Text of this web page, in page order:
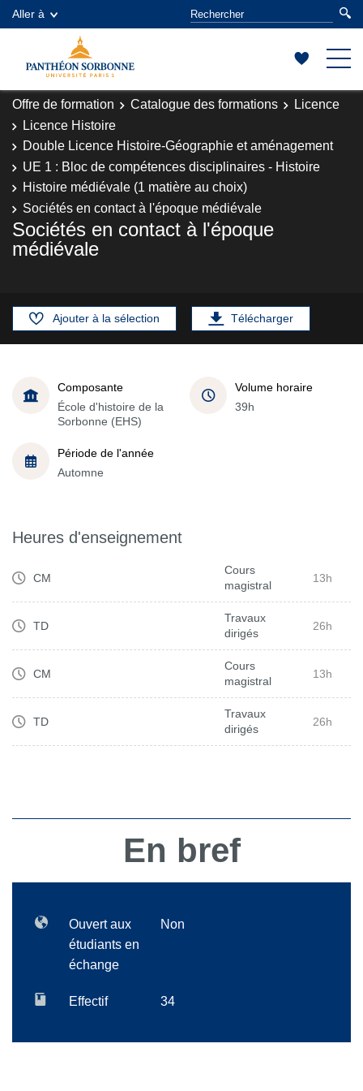
Aller à
Offre de formation Catalogue des formations
Licence
Licence Histoire
Double Licence Histoire-Géographie et aménagement
UE 1 : Bloc de compétences disciplinaires - Histoire
Histoire médiévale (1 matière au choix)
Sociétés en contact à l'époque médiévale
Sociétés en contact à l'époque
médiévale
Ajouter à la sélection Télécharger
Composante
École d'histoire de la
Sorbonne (EHS)
Volume horaire
39h
Période de l'année
Automne
Heures d'enseignement
CM
Cours
magistral
13h
TD
Travaux
dirigés
26h
CM
Cours
magistral
13h
TD
Travaux
dirigés
26h
En bref
Ouvert aux
étudiants en
échange
Non
Effectif 34